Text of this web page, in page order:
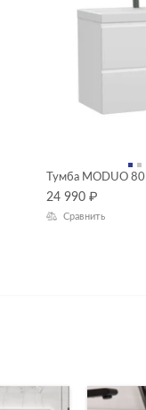
Тумба MODUO 80
24 990 ₽
Сравнить